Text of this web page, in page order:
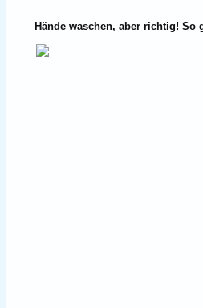
Hände waschen, aber richtig! So